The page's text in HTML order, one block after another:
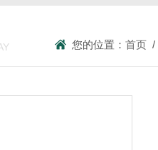
您的位置：首页 /